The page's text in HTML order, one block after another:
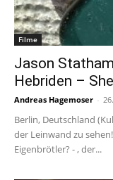
Filme
Jason
Hebriden –
Andreas Hagemoser -
Berlin, Deutschland
der Leinwand zu
Eigenbrötler? - , der...